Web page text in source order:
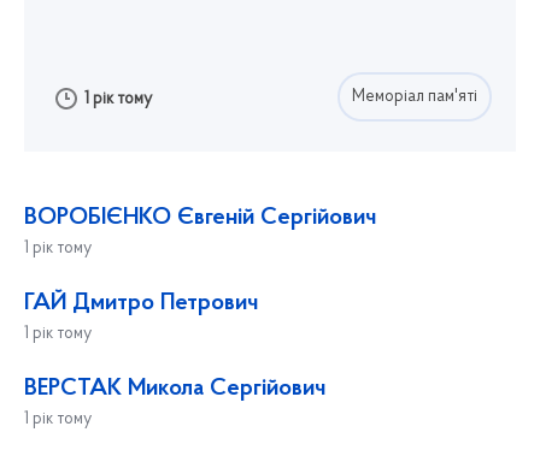
1 рік тому Меморіал пам'яті
ВОРОБІЄНКО Євгеній Сергійович
1 рік тому
ГАЙ Дмитро Петрович
1 рік тому
ВЕРСТАК Микола Сергійович
1 рік тому